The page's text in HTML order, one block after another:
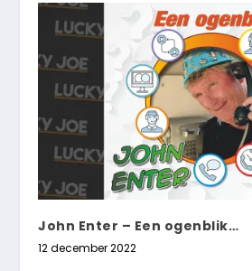
John Enter – Een ogenblik…
12 december 2022